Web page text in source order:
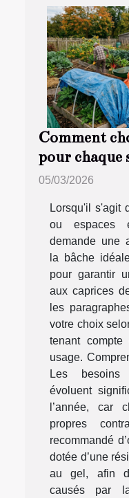
Comment
pour chaque
05/03/2026
Lorsqu'il s'agit
ou espaces
demande une
la bâche
pour garantir
aux caprices
les
votre choix
tenant
usage.
Les besoins
évoluent
l’année, car
propres
recommandé
dotée d’une
au gel, afin
causés par